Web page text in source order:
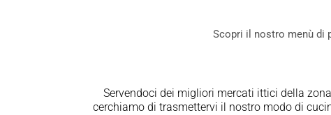
Scopri il nostro menù di
Servendoci dei migliori mercati ittici della
cerchiamo di trasmettervi il nostro modo di